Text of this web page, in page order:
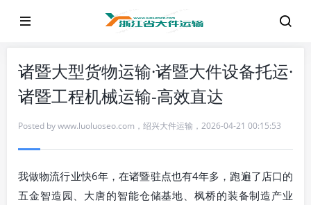
诸暨大型货物运输·诸暨大件设备托运·
诸暨工程机械运输-高效直达
Posted bywww.luoluoseo.com ， 绍兴大件运输 ， 2026-04-21 00:15:53
我做物流行业快6年，在诸暨驻点也有4年多，跑遍了店口的
五金智造园、大唐的智能仓储基地、枫桥的装备制造产业